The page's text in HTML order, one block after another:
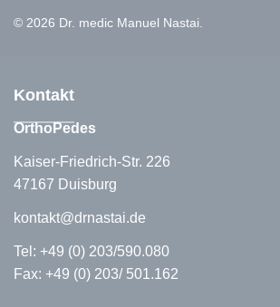
© 2026 Dr. medic Manuel Nastai.
Kontakt
OrthoPedes
Kaiser-Friedrich-Str. 226
47167 Duisburg
kontakt@drnastai.de
Tel: +49 (0) 203/590.080
Fax: +49 (0) 203/ 501.162